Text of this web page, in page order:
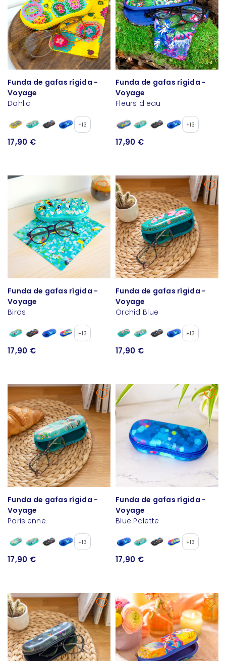
Funda de gafas rígida -
Voyage
Dahlia
+13
17,90 €
Funda de gafas rígida -
Voyage
Fleurs d'eau
+13
17,90 €
Funda de gafas rígida -
Voyage
Birds
+13
17,90 €
Funda de gafas rígida -
Voyage
Orchid Blue
+13
17,90 €
Funda de gafas rígida -
Voyage
Parisienne
+13
17,90 €
Funda de gafas rígida -
Voyage
Blue Palette
+13
17,90 €